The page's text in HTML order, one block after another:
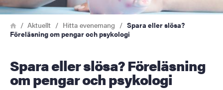
Länkstig
HemAktuellt Hitta evenemang
Spara eller slösa?
Föreläsning om pengar och psykologi
Spara eller slösa? Föreläsning
om pengar och psykologi